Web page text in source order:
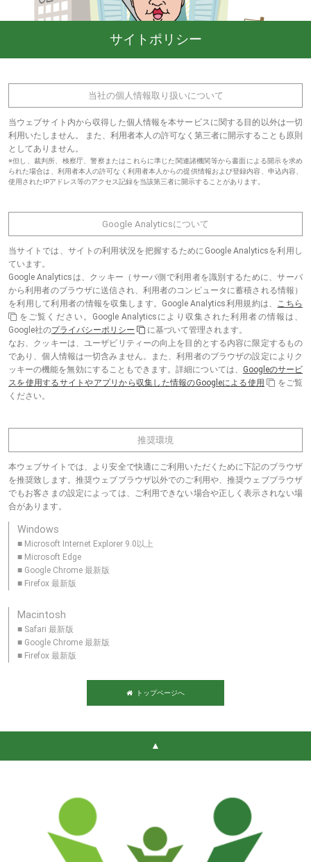
サイトポリシー
当社の個人情報取り扱いについて
当ウェブサイト内から収得した個人情報を本サービスに関する目的以外は一切
利用いたしません。 また、利用者本人の許可なく第三者に開示することも原則
としてありません。
※但し、裁判所、検察庁、警察またはこれらに準じた関連諸機関等から書面による開示を求め
られた場合は、利用者本人の許可なく利用者本人からの提供情報および登録内容、申込内容、
使用されたIPアドレス等のアクセス記録を当該第三者に開示することがあります。
Google Analyticsについて
当サイトでは、サイトの利用状況を把握するためにGoogle Analyticsを利用し
ています。
Google Analyticsは、クッキー（サーバ側で利用者を識別するために、サーバ
から利用者のブラウザに送信され、利用者のコンピュータに蓄積される情報）
を利用して利用者の情報を収集します。Google Analytics利用規約は、 こちら
をご覧ください。Google Analyticsにより収集された利用者の情報は、
Google社のプライバシーポリシー
に基づいて管理されます。
なお、クッキーは、ユーザビリティーの向上を目的とする内容に限定するもの
であり、個人情報は一切含みません。また、利用者のブラウザの設定によりク
ッキーの機能を無効にすることもできます。詳細については、 Googleのサービ
スを使用するサイトやアプリから収集した情報のGoogleによる使用
をご覧
ください。
推奨環境
本ウェブサイトでは、より安全で快適にご利用いただくために下記のブラウザ
を推奨致します。推奨ウェブブラウザ以外でのご利用や、推奨ウェブブラウザ
でもお客さまの設定によっては、ご利用できない場合や正しく表示されない場
合があります。
Windows
■ Microsoft Internet Explorer 9.0以上
■ Microsoft Edge
■ Google Chrome 最新版
■ Firefox 最新版
Macintosh
■ Safari 最新版
■ Google Chrome 最新版
■ Firefox 最新版
トップページへ
▲